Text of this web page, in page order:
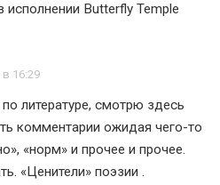
Butterfly Temple
в 16:29
литературе, смотрю здесь
комментарии ожидая чего-то
«норм» и прочее и прочее.
«Ценители» поэзии .